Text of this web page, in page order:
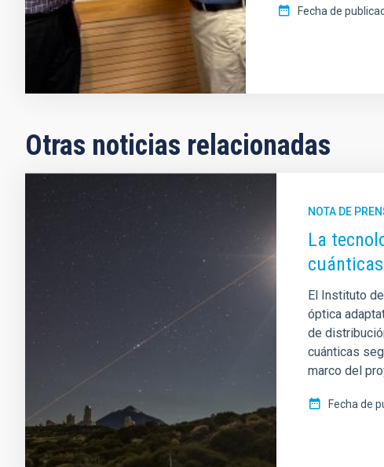
Fecha de
Otras noticias relacionadas
NOTA DE
La
El Instituto
óptica
de
cuánticas
marco del
Fecha de